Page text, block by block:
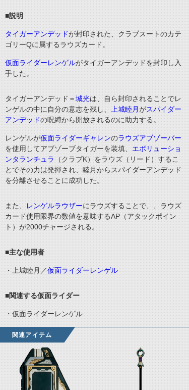
■説明
タイガーアンデッドが封印された、クラブスートのカテ
ゴリーQに属するラウズカード。
仮面ライダーレンゲルがタイガーアンデッドを封印し入
手した。
タイガーアンデッド＝城光は、自ら封印されることでレ
ンゲルの中に自分の意志を残し、
上城睦月がスパイダー
アンデッドの呪縛から開放されるのに助力する。
レンゲルが仮面ライダーギャレンのラウズアブゾーバー
を使用してアブゾーブタイガーを装填、 エボリューショ
ンタランチュラ
（クラブK）をラウズ（リード）するこ
とでその力は発揮され、睦月からスパイダーアンデッド
を分離させることに成功した。
また、 レンゲルラウザーにラウズすることで、、ラウズ
カード使用限界の数値を意味するAP （アタックポイン
ト）が2000チャージされる。
■主な使用者
・上城睦月／仮面ライダーレンゲル
■関連する仮面ライダー
・仮面ライダーレンゲル
関連アイテム